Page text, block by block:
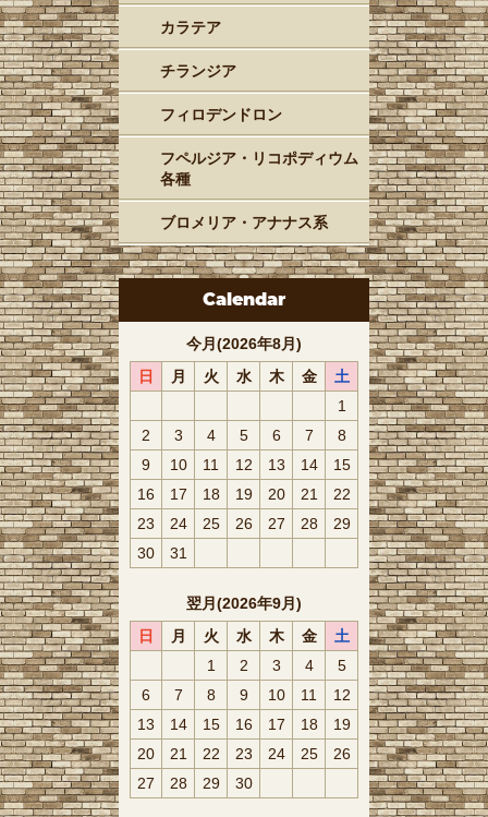
カラテア
チランジア
フィロデンドロン
フペルジア・リコポディウム
各種
ブロメリア・アナナス系
Calendar
今月(2026年8月)
日
月 火 水 木 金
土
1
2
3 4 5 6 7
8
9
10 11 12 13 14
15
16
17 18 19 20 21
22
23
24 25 26 27 28
29
30
31
翌月(2026年9月)
日
月 火 水 木 金
土
1
2 3 4
5
6
7 8 9 10 11
12
13
14 15 16 17 18
19
20
21 22 23 24 25
26
27
28 29 30